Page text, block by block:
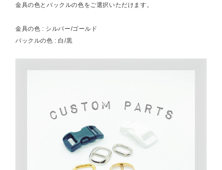
金具の色とバックルの色をご選択いただけます。
金具の色 : シルバー/ゴールド
バックルの色 : 白/黒